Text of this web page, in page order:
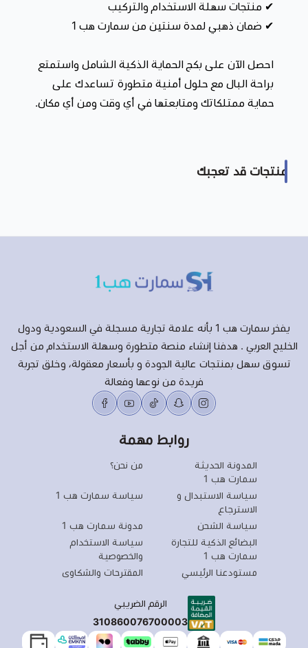
✔ منتجات سهلة الاستخدام والتركيب
✔ ضمان ذهبي لمدة سنتين من سمارت هب 1
احصل الآن على بكج الحماية الذكية الشامل واستمتع
براحة البال مع حلول أمنية متطورة تساعدك على
حماية ممتلكاتك ومتابعتها في أي وقت ومن أي مكان.
منتجات قد تعجبك
يفخر سمارت هب 1 بأنه علامة تجارية مسجلة في السعودية ودول
الخليج العربي . هدفنا إنشاء منصة متطورة وسهلة الاستخدام من أجل
تسوق سهل بمنتجات عالية الجودة و بأسعار معقولة، وخلق تجربة
فريدة من نوعها وفعالة
روابط مهمة
المدونة الحديثة
سمارت هب 1
من نحن؟
سياسة الاستبدال و
الاسترجاع
سياسة سمارت هب 1
سياسة الشحن
مدونة سمارت هب 1
البضائع الذكية للتجارة
سمارت هب 1
سياسة الاستخدام
والخصوصية
مستودعنا الرئيسي
المقترحات والشكاوى
الرقم الضريبي
310860076700003